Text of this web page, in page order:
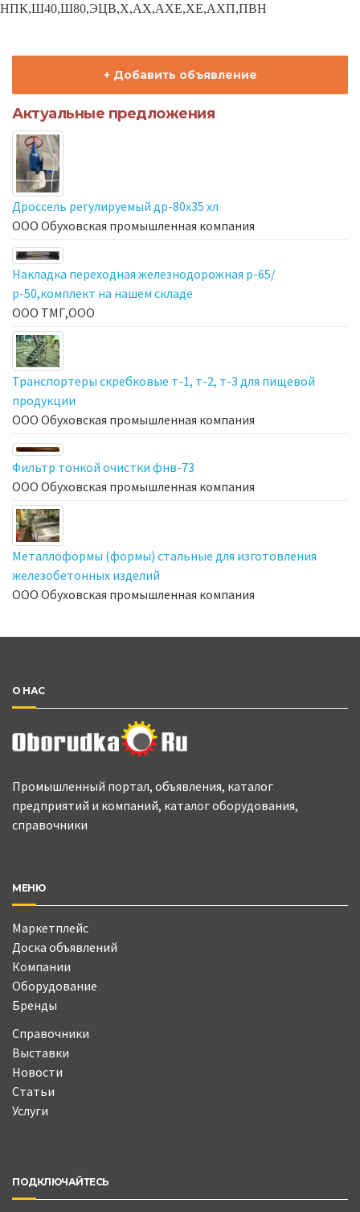
НПК,Ш40,Ш80,ЭЦВ,Х,АХ,АХЕ,ХЕ,АХП,ПВН
+ Добавить объявление
Актуальные предложения
Дроссель регулируемый др-80х35 хл
ООО Обуховская промышленная компания
Накладка переходная железнодорожная р-65/
р-50,комплект на нашем складе
ООО ТМГ,ООО
Транспортеры скребковые т-1, т-2, т-3 для пищевой
продукции
ООО Обуховская промышленная компания
Фильтр тонкой очистки фнв-73
ООО Обуховская промышленная компания
Металлоформы (формы) стальные для изготовления
железобетонных изделий
ООО Обуховская промышленная компания
О НАС
Промышленный портал, объявления, каталог
предприятий и компаний, каталог оборудования,
справочники
МЕНЮ
Маркетплейс
Доска объявлений
Компании
Оборудование
Бренды
Справочники
Выставки
Новости
Статьи
Услуги
ПОДКЛЮЧАЙТЕСЬ